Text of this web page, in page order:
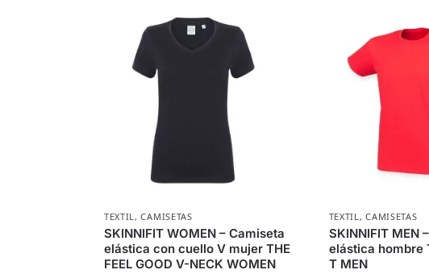
TEXTIL,CAMISETAS
SKINNIFIT WOMEN – Camiseta
elástica con cuello V mujer THE
FEEL GOOD V-NECK WOMEN
TEXTIL,CAMISETAS
SKINNIFIT MEN
elástica hombre
T MEN